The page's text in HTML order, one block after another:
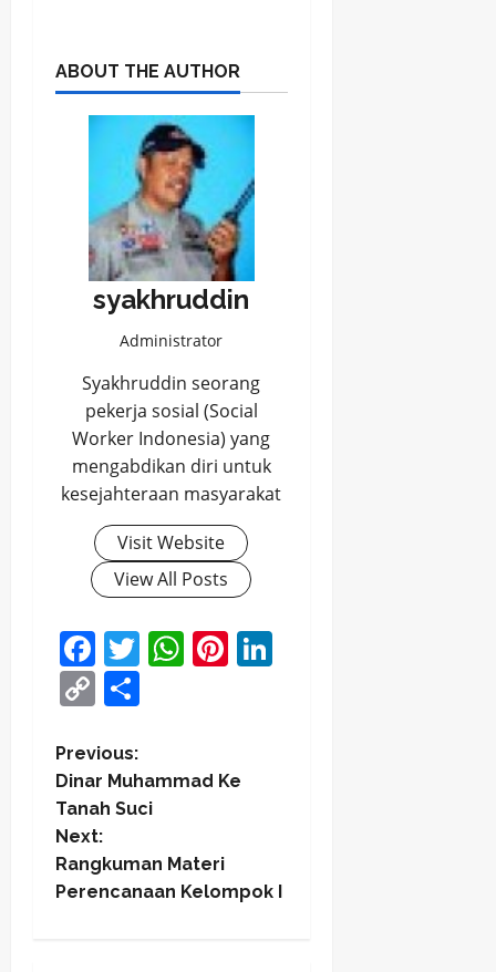
ABOUT THE AUTHOR
syakhruddin
Administrator
Syakhruddin seorang
pekerja sosial (Social
Worker Indonesia) yang
mengabdikan diri untuk
kesejahteraan masyarakat
Visit Website
View All Posts
Facebook
Twitter
WhatsApp
Pinterest
Copy
P
o
s
t
Previous:
Dinar Muhammad Ke
Tanah Suci
Next:
Rangkuman Materi
Perencanaan Kelompok I